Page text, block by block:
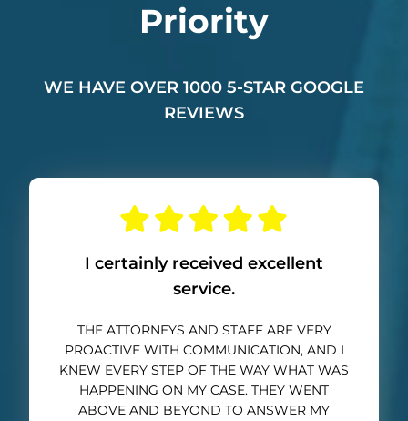
Priority
WE HAVE OVER 1000 5-STAR GOOGLE
REVIEWS
I certainly received excellent
service.
THE ATTORNEYS AND STAFF ARE VERY
PROACTIVE WITH COMMUNICATION, AND I
KNEW EVERY STEP OF THE WAY WHAT WAS
HAPPENING ON MY CASE. THEY WENT
ABOVE AND BEYOND TO ANSWER MY